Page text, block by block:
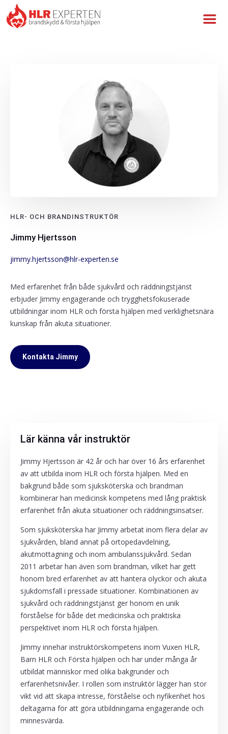
HLR- OCH BRANDINSTRUKTÖR
Jimmy Hjertsson
jimmy.hjertsson@hlr-experten.se
Med erfarenhet från både sjukvård och räddningstjänst
erbjuder Jimmy engagerande och trygghetsfokuserade
utbildningar inom HLR och första hjälpen med verklighetsnära
kunskap från akuta situationer.
Kontakta Jimmy
Lär känna vår instruktör
Jimmy Hjertsson är 42 år och har över 16 års erfarenhet
av att utbilda inom HLR och första hjälpen. Med en
bakgrund både som sjuksköterska och brandman
kombinerar han medicinsk kompetens med lång praktisk
erfarenhet från akuta situationer och räddningsinsatser.
Som sjuksköterska har Jimmy arbetat inom flera delar av
sjukvården, bland annat på ortopedavdelning,
akutmottagning och inom ambulanssjukvård. Sedan
2011 arbetar han även som brandman, vilket har gett
honom bred erfarenhet av att hantera olyckor och akuta
sjukdomsfall i pressade situationer. Kombinationen av
sjukvård och räddningstjänst ger honom en unik
förståelse för både det medicinska och praktiska
perspektivet inom HLR och första hjälpen.
Jimmy innehar instruktörskompetens inom Vuxen HLR,
Barn HLR och Första hjälpen och har under många år
utbildat människor med olika bakgrunder och
erfarenhetsnivåer. I rollen som instruktör lägger han stor
vikt vid att skapa intresse, förståelse och nyfikenhet hos
deltagarna för att göra utbildningarna engagerande och
minnesvärda.